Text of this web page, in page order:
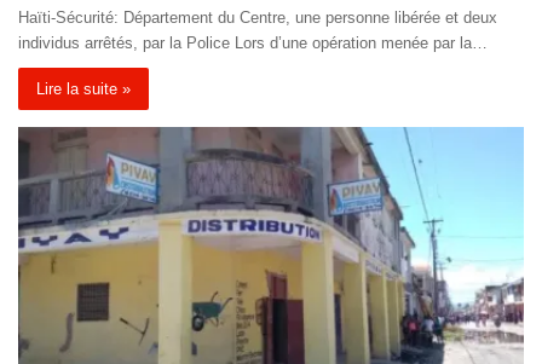
Haïti-Sécurité: Département du Centre, une personne libérée et deux
individus arrêtés, par la Police Lors d’une opération menée par la…
Lire la suite »